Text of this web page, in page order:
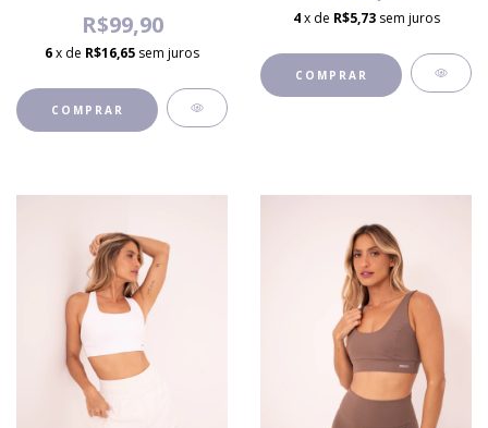
R$99,90
6x de R$16,65 sem juros
COMPRAR
4 x de R$5,73 sem juros
COMPRAR